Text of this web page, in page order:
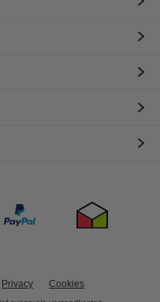
Privacy Cookies